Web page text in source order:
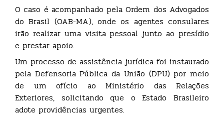
O caso é acompanhado pela Ordem dos Advogados
do Brasil (OAB-MA), onde os agentes consulares
irão realizar uma visita pessoal junto ao presídio
e prestar apoio.
Um processo de assistência jurídica foi instaurado
pela Defensoria Pública da União (DPU) por meio
de um ofício ao Ministério das Relações
Exteriores, solicitando que o Estado Brasileiro
adote providências urgentes.